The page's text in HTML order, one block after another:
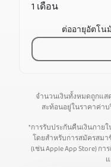
1 เดือน
ต่ออายุอัตโน
จำนวนเงินทั้งหมดถูกแส
สะท้อนอยู่ในราคาค่า
*การรับประกันคืนเงินภาย
โดยสำหรับการสมัครสม
(เช่น Apple App Store)